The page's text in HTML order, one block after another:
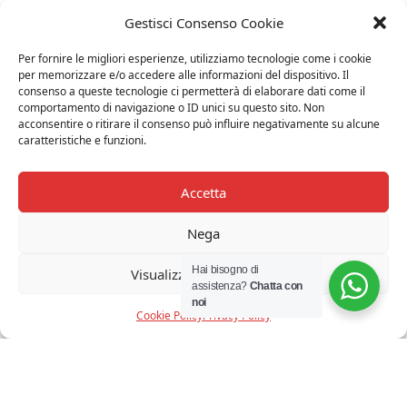
Gestisci Consenso Cookie
Per fornire le migliori esperienze, utilizziamo tecnologie come i cookie
per memorizzare e/o accedere alle informazioni del dispositivo. Il
consenso a queste tecnologie ci permetterà di elaborare dati come il
comportamento di navigazione o ID unici su questo sito. Non
acconsentire o ritirare il consenso può influire negativamente su alcune
caratteristiche e funzioni.
Accetta
Nega
Visualizza le preferenze
Cookie PolicyPrivacy Policy
DIMMER :
Si
IP :
20
ARTICOLI CORRELATI
10%
Hai bisogno di
assistenza? Chatta con
noi